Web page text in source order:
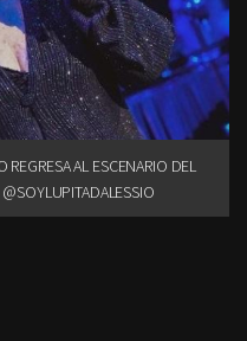
REGRESA AL ESCENARIO DEL